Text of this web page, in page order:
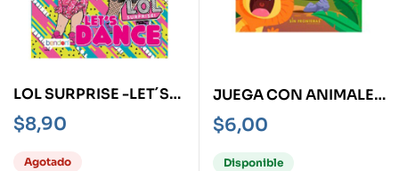
LOL SURPRISE -LET´S
DANCE-
$8,90
Agotado
JUEGA CON ANIMALES
DE LA SELVA
$6,00
Disponible